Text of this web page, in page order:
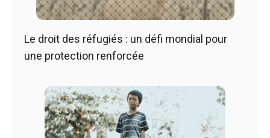
Le droit des réfugiés : un défi mondial pour
une protection renforcée